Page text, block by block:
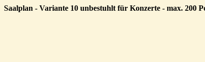
Saalplan - Variante 10 unbestuhlt für Konzerte - max. 200